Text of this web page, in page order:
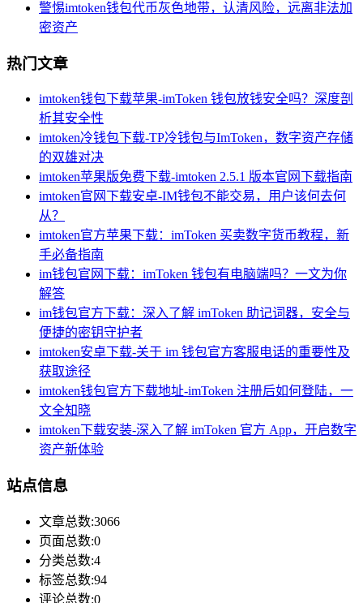
警惕imtoken钱包代币灰色地带，认清风险，远离非法加
密资产
热门文章
imtoken钱包下载苹果-imToken 钱包放钱安全吗？深度剖
析其安全性
imtoken冷钱包下载-TP冷钱包与ImToken，数字资产存储
的双雄对决
imtoken苹果版免费下载-imtoken 2.5.1 版本官网下载指南
imtoken官网下载安卓-IM钱包不能交易，用户该何去何
从？
imtoken官方苹果下载：imToken 买卖数字货币教程，新
手必备指南
im钱包官网下载：imToken 钱包有电脑端吗？一文为你
解答
im钱包官方下载：深入了解 imToken 助记词器，安全与
便捷的密钥守护者
imtoken安卓下载-关于 im 钱包官方客服电话的重要性及
获取途径
imtoken钱包官方下载地址-imToken 注册后如何登陆，一
文全知晓
imtoken下载安装-深入了解 imToken 官方 App，开启数字
资产新体验
站点信息
文章总数:3066
页面总数:0
分类总数:4
标签总数:94
评论总数:0